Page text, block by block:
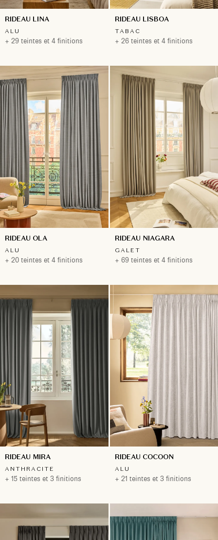
RIDEAU LINA
ALU
+ 29 teintes et 4 finitions
RIDEAU LISBOA
TABAC
+ 26 teintes et 4 finitions
RIDEAU OLA
ALU
+ 20 teintes et 4 finitions
RIDEAU NIAGARA
GALET
+ 69 teintes et 4 finitions
RIDEAU MIRA
ANTHRACITE
+ 15 teintes et 3 finitions
RIDEAU COCOON
ALU
+ 21 teintes et 3 finitions